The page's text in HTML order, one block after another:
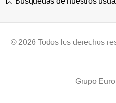
© 2026 Todos los derechos
Grupo